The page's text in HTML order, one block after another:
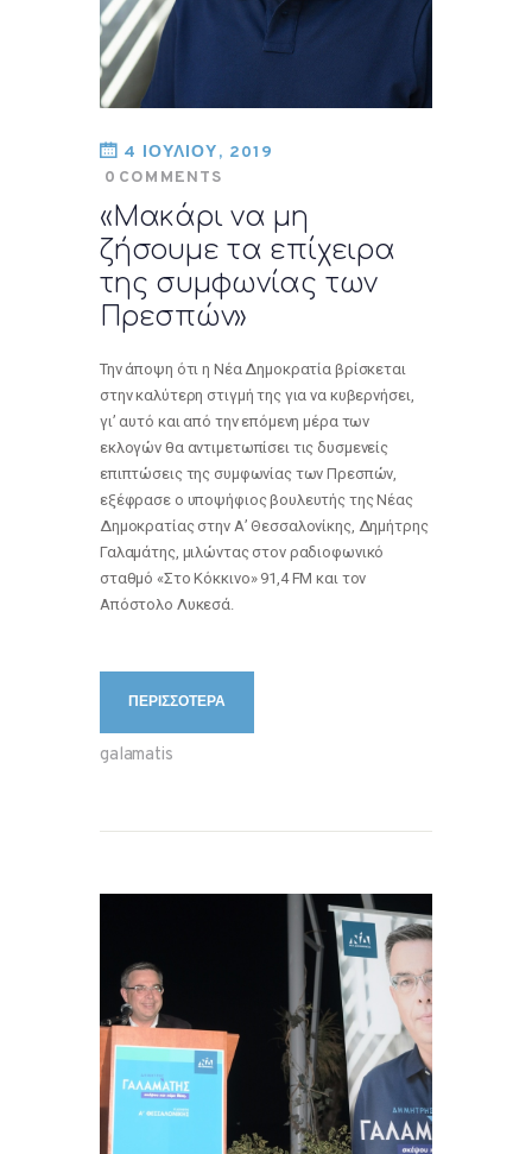
4 ΙΟΥΛΙΟΥ, 2019
0 COMMENTS
«Μακάρι να μη
ζήσουμε τα επίχειρα
της συμφωνίας των
Πρεσπών»
Την άποψη ότι η Νέα Δημοκρατία βρίσκεται
στην καλύτερη στιγμή της για να κυβερνήσει,
γι’ αυτό και από την επόμενη μέρα των
εκλογών θα αντιμετωπίσει τις δυσμενείς
επιπτώσεις της συμφωνίας των Πρεσπών,
εξέφρασε ο υποψήφιος βουλευτής της Νέας
Δημοκρατίας στην Α’ Θεσσαλονίκης, Δημήτρης
Γαλαμάτης, μιλώντας στον ραδιοφωνικό
σταθμό «Στο Κόκκινο» 91,4 FM και τον
Απόστολο Λυκεσά.
ΠΕΡΙΣΣΟΤΕΡΑ
galamatis